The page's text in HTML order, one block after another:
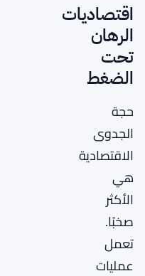
اقتصاديات
الرهان
تحت
الضغط
حجة
الجدوى
الاقتصادية
هي
الأكثر
صخبًا.
تعمل
عمليات